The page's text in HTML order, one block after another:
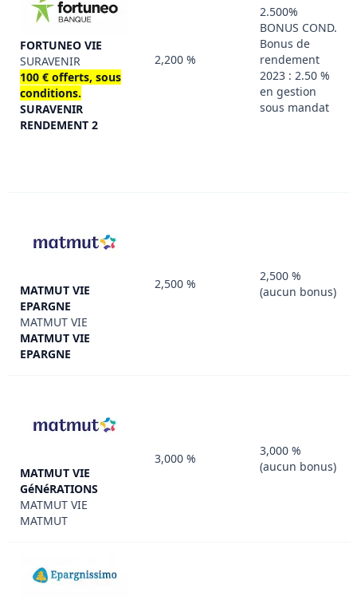
FORTUNEO VIE
SURAVENIR
100 € offerts, sous
conditions.
SURAVENIR
RENDEMENT 2
2,200 %
2.500%
BONUS COND.
Bonus de
rendement
2023 : 2.50 %
en gestion
sous mandat
MATMUT VIE
EPARGNE
MATMUT VIE
MATMUT VIE
EPARGNE
2,500 %
2,500 %
(aucun bonus)
MATMUT VIE
GéNéRATIONS
MATMUT VIE
MATMUT
3,000 %
3,000 %
(aucun bonus)